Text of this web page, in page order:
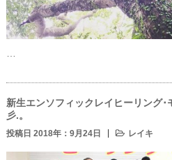
新生エンソフィックレイヒーリング
彡.。
投稿日 2018年：9月24日 レイキ